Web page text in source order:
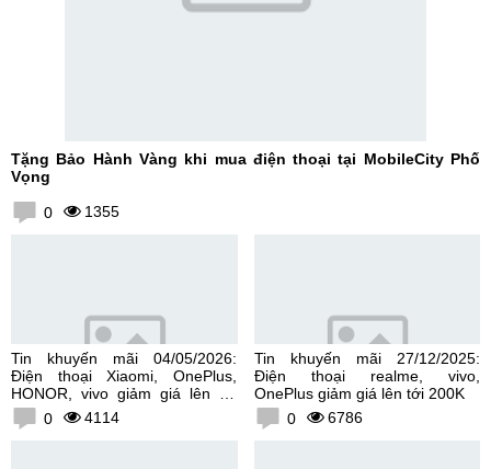
Tặng Bảo Hành Vàng khi mua điện thoại tại MobileCity Phố
Vọng
0 1355
Tin khuyến mãi 04/05/2026:
Điện thoại Xiaomi, OnePlus,
HONOR, vivo giảm giá lên tới
300K0 4114
Tin khuyến mãi 27/12/2025:
Điện thoại realme, vivo,
OnePlus giảm giá lên tới 200K
0
6786